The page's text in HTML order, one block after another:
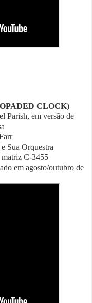
CLOCK)
Parish, em versão de
Sua Orquestra
C-3455
em agosto/outubro de